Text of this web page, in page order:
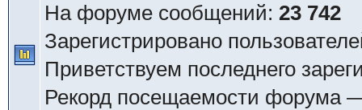
На форуме сообщений: 23 742
Зарегистрировано
Приветствуем последнего
Рекорд посещаемости форума